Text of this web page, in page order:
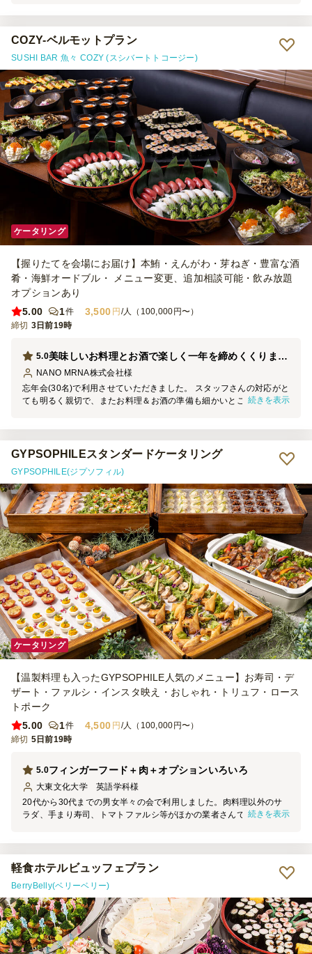
COZY-ベルモットプラン
SUSHI BAR 魚々 COZY (スシバートトコージー)
ケータリング
【握りたてを会場にお届け】本鮪・えんがわ・芽ねぎ・豊富な酒
肴・海鮮オードブル・ メニュー変更、追加相談可能・飲み放題
オプションあり
5.00
1件 3,500 円/人（100,000円〜）
締切 3日前19時
美味しいお料理とお酒で楽しく一年を締めくくりました！
5.0
NANO MRNA株式会社様
忘年会(30名)で利用させていただきました。 スタッフさんの対応がと
ても明るく親切で、またお料理＆お酒の準備も細かいところまでご配
続きを表示
GYPSOPHILEスタンダードケータリング
GYPSOPHILE(ジプソフィル)
ケータリング
【温製料理も入ったGYPSOPHILE人気のメニュー】お寿司・デ
ザート・ファルシ・インスタ映え・おしゃれ・トリュフ・ロース
トポーク
5.00
1件 4,500 円/人（100,000円〜）
締切 5日前19時
フィンガーフード＋肉＋オプションいろいろ
5.0
大東文化大学 英語学科様
20代から30代までの男女半々の会で利用しました。肉料理以外のサ
ラダ、手まり寿司、トマトファルシ等がほかの業者さんではなかなか
続きを表示
軽食ホテルビュッフェプラン
BerryBelly(ベリーベリー)